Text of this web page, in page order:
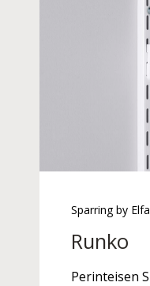
Sparring by Elfa
Runko
Perinteisen